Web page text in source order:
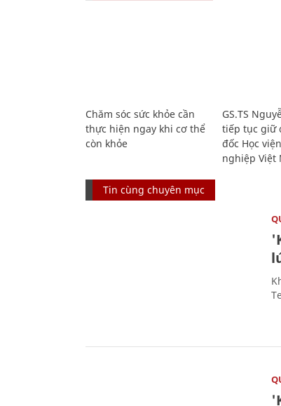
Chăm sóc sức khỏe cần
thực hiện ngay khi cơ thể
còn khỏe
GS.TS
tiếp tục giữ
đốc Học
nghiệp Việt
Tin cùng chuyên mục